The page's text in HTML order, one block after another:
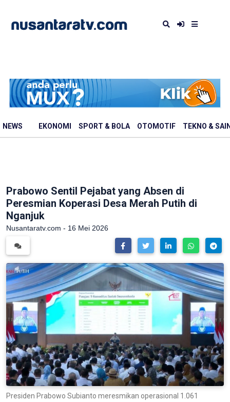
NEWS EKONOMI SPORT & BOLA OTOMOTIF TEKNO &
Prabowo Sentil Pejabat yang Absen di
Peresmian Koperasi Desa Merah Putih di
Nganjuk
Nusantaratv.com - 16 Mei 2026
Presiden Prabowo Subianto meresmikan operasional 1.061